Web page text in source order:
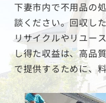
下妻市内で不用品の
談ください。回収し
リサイクルやリユー
し得た収益は、高品
で提供するために、